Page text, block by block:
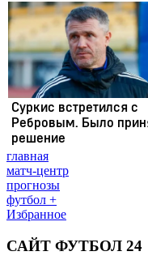
главная
матч-центр
прогнозы
футбол +
Избранное
САЙТ ФУТБОЛ 24